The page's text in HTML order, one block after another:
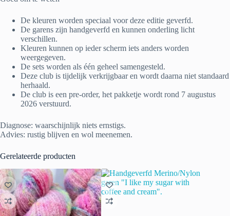
De kleuren worden speciaal voor deze editie geverfd.
De garens zijn handgeverfd en kunnen onderling licht
verschillen.
Kleuren kunnen op ieder scherm iets anders worden
weergegeven.
De sets worden als één geheel samengesteld.
Deze club is tijdelijk verkrijgbaar en wordt daarna niet standaard
herhaald.
De club is een pre-order, het pakketje wordt rond 7 augustus
2026 verstuurd.
Diagnose: waarschijnlijk niets ernstigs.
Advies: rustig blijven en wol meenemen.
Gerelateerde producten